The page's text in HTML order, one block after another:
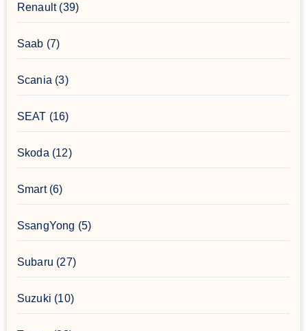
Renault(39)
Saab (7)
Scania (3)
SEAT (16)
Skoda (12)
Smart(6)
SsangYong (5)
Subaru (27)
Suzuki (10)